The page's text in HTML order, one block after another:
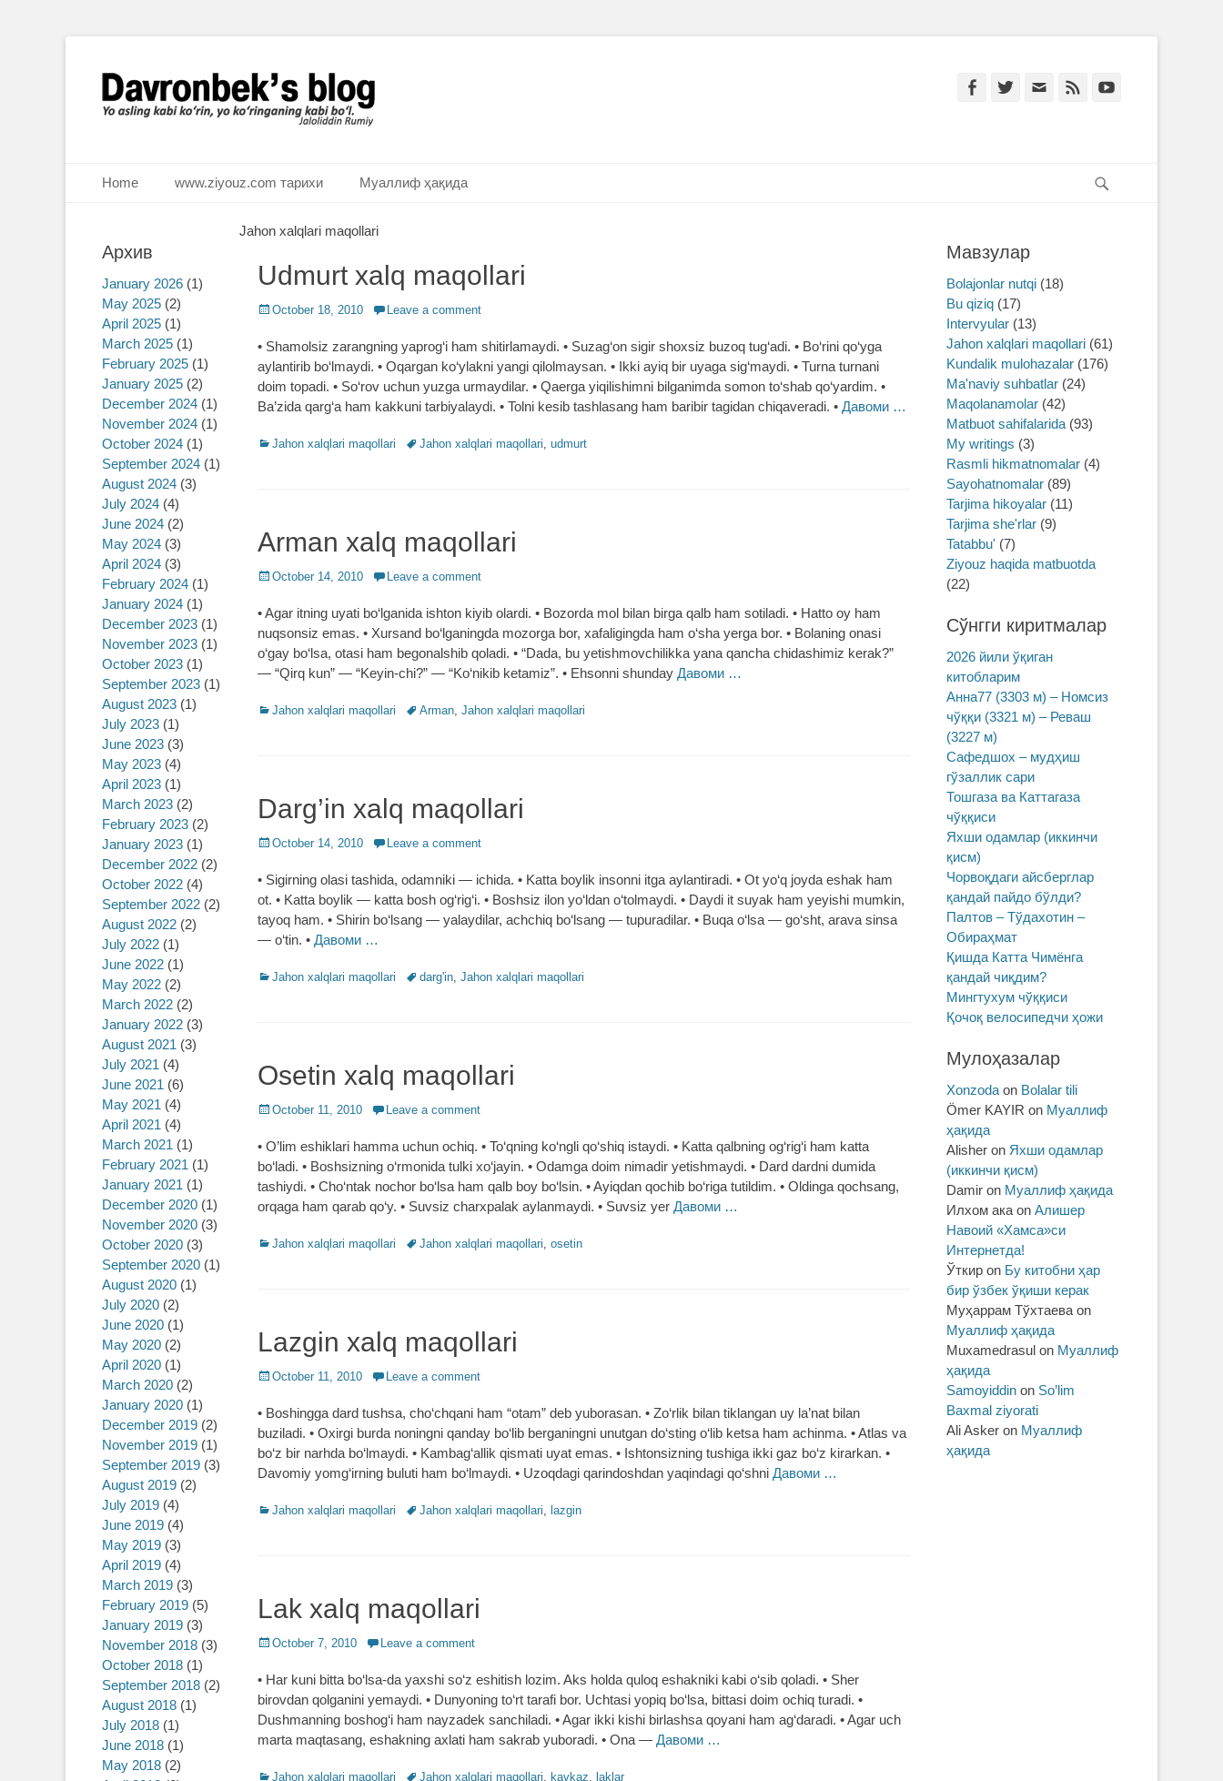
Davronbek's blog
Ё аслинг каби кўрин, ё кўринганинг каби бўл. Ж.Румий Facebook
Twitter Email Feed
Primary Menu
Home www.ziyouz.com тарихи Муаллиф ҳақида
Jahon xalqlari maqollari
Udmurt xalq maqollari
Posted
October 18, 2010 Leave a comment
• Shamolsiz zarangning yaprog‘i ham shitirlamaydi. • Suzag‘on sigir shoxsiz buzoq tug‘adi. • Bo‘rini qo‘yga
aylantirib bo‘lmaydi. • Oqargan ko‘ylakni yangi qilolmaysan. • Ikki ayiq bir uyaga sig‘maydi. • Turna turnani
doim topadi. • So‘rov uchun yuzga urmaydilar. • Qaerga yiqilishimni bilganimda somon to‘shab qo‘yardim. •
Ba’zida qarg‘a ham kakkuni tarbiyalaydi. • Tolni kesib tashlasang ham baribir tagidan chiqaveradi. • Давоми …
Categories
Jahon xalqlari maqollari TagsJahon xalqlari maqollari, udmurt
Arman xalq maqollari
Posted
October 14, 2010 Leave a comment
• Agar itning uyati bo‘lganida ishton kiyib olardi. • Bozorda mol bilan birga qalb ham sotiladi. • Hatto oy ham
nuqsonsiz emas. • Xursand bo‘lganingda mozorga bor, xafaligingda ham o‘sha yerga bor. • Bolaning onasi
o‘gay bo‘lsa, otasi ham begonalshib qoladi. • “Dada, bu yetishmovchilikka yana qancha chidashimiz kerak?”
― “Qirq kun” ― “Keyin-chi?” ― “Ko‘nikib ketamiz”. • Ehsonni shunday Давоми …
Categories
Jahon xalqlari maqollari TagsArman, Jahon xalqlari maqollari
Darg’in xalq maqollari
Posted
October 14, 2010 Leave a comment
• Sigirning olasi tashida, odamniki ― ichida. • Katta boylik insonni itga aylantiradi. • Ot yo‘q joyda eshak ham
ot. • Katta boylik ― katta bosh og‘rig‘i. • Boshsiz ilon yo‘ldan o‘tolmaydi. • Daydi it suyak ham yeyishi mumkin,
tayoq ham. • Shirin bo‘lsang ― yalaydilar, achchiq bo‘lsang ― tupuradilar. • Buqa o‘lsa ― go‘sht, arava sinsa
― o‘tin. • Давоми …
Categories
Jahon xalqlari maqollari Tagsdarg'in, Jahon xalqlari maqollari
Osetin xalq maqollari
Posted
October 11, 2010 Leave a comment
• O’lim eshiklari hamma uchun ochiq. • To‘qning ko‘ngli qo‘shiq istaydi. • Katta qalbning og‘rig‘i ham katta
bo‘ladi. • Boshsizning o‘rmonida tulki xo‘jayin. • Odamga doim nimadir yetishmaydi. • Dard dardni dumida
tashiydi. • Cho‘ntak nochor bo‘lsa ham qalb boy bo‘lsin. • Ayiqdan qochib bo‘riga tutildim. • Oldinga qochsang,
orqaga ham qarab qo‘y. • Suvsiz charxpalak aylanmaydi. • Suvsiz yer Давоми …
Categories
Jahon xalqlari maqollari TagsJahon xalqlari maqollari, osetin
Lazgin xalq maqollari
Posted
October 11, 2010 Leave a comment
• Boshingga dard tushsa, cho‘chqani ham “otam” deb yuborasan. • Zo‘rlik bilan tiklangan uy la’nat bilan
buziladi. • Oxirgi burda noningni qanday bo‘lib berganingni unutgan do‘sting o‘lib ketsa ham achinma. • Atlas va
bo‘z bir narhda bo‘lmaydi. • Kambag‘allik qismati uyat emas. • Ishtonsizning tushiga ikki gaz bo‘z kirarkan. •
Davomiy yomg‘irning buluti ham bo‘lmaydi. • Uzoqdagi qarindoshdan yaqindagi qo‘shni Давоми …
Categories
Jahon xalqlari maqollari TagsJahon xalqlari maqollari, lazgin
Lak xalq maqollari
Posted
October 7, 2010 Leave a comment
• Har kuni bitta bo‘lsa-da yaxshi so‘z eshitish lozim. Aks holda quloq eshakniki kabi o‘sib qoladi. • Sher
birovdan qolganini yemaydi. • Dunyoning to‘rt tarafi bor. Uchtasi yopiq bo‘lsa, bittasi doim ochiq turadi. •
Dushmanning boshog‘i ham nayzadek sanchiladi. • Agar ikki kishi birlashsa qoyani ham ag‘daradi. • Agar uch
marta maqtasang, eshakning axlati ham sakrab yuboradi. • Ona ― Давоми …
Categories
Jahon xalqlari maqollari TagsJahon xalqlari maqollari, kavkaz, laklar
Мавзулар
Bolajonlar nutqi (18)
Bu qiziq (17)
Intervyular (13)
Jahon xalqlari maqollari (61)
Kundalik mulohazalar (176)
Ma'naviy suhbatlar (24)
Maqolanamolar (42)
Matbuot sahifalarida (93)
My writings (3)
Rasmli hikmatnomalar (4)
Sayohatnomalar (89)
Tarjima hikoyalar (11)
Tarjima she'rlar (9)
Tatabbu' (7)
Ziyouz haqida matbuotda
(22)
Сўнгги киритмалар
2026 йили ўқиган
китобларим
Анна77 (3303 м) – Номсиз
чўққи (3321 м) – Реваш
(3227 м)
Сафедшох – мудҳиш
гўзаллик сари
Тошгаза ва Каттагаза
чўққиси
Яхши одамлар (иккинчи
қисм)
Чорвоқдаги айсберглар
қандай пайдо бўлди?
Палтов – Тўдахотин –
Обираҳмат
Қишда Катта Чимёнга
қандай чиқдим?
Мингтухум чўққиси
Қочоқ велосипедчи ҳожи
Мулоҳазалар
Xonzoda on Bolalar tili
Ömer KAYIR on Муаллиф
ҳақида
Alisher on Яхши одамлар
(иккинчи қисм)
Damir on Муаллиф ҳақида
Илхом ака on Алишер
Навоий «Хамса»си
Интернетда!
Ўткир on Бу китобни ҳар
бир ўзбек ўқиши керак
Муҳаррам Тўхтаева on
Муаллиф ҳақида
Muxamedrasul on Муаллиф
ҳақида
Samoyiddin on So’lim
Baxmal ziyorati
Ali Asker on Муаллиф
ҳақида
Архив
January 2026 (1)
May 2025 (2)
April 2025 (1)
March 2025 (1)
February 2025 (1)
January 2025 (2)
December 2024 (1)
November 2024 (1)
October 2024 (1)
September 2024 (1)
August 2024 (3)
July 2024 (4)
June 2024 (2)
May 2024 (3)
April 2024 (3)
February 2024 (1)
January 2024 (1)
December 2023 (1)
November 2023 (1)
October 2023 (1)
September 2023 (1)
August 2023 (1)
July 2023 (1)
June 2023 (3)
May 2023 (4)
April 2023 (1)
March 2023 (2)
February 2023 (2)
January 2023 (1)
December 2022 (2)
October 2022 (4)
September 2022 (2)
August 2022 (2)
July 2022 (1)
June 2022 (1)
May 2022 (2)
March 2022 (2)
January 2022 (3)
August 2021 (3)
July 2021 (4)
June 2021 (6)
May 2021 (4)
April 2021 (4)
March 2021 (1)
February 2021 (1)
January 2021 (1)
December 2020 (1)
November 2020 (3)
October 2020 (3)
September 2020 (1)
August 2020 (1)
July 2020 (2)
June 2020 (1)
May 2020 (2)
April 2020 (1)
March 2020 (2)
January 2020 (1)
December 2019 (2)
November 2019 (1)
September 2019 (3)
August 2019 (2)
July 2019 (4)
June 2019 (4)
May 2019 (3)
April 2019 (4)
March 2019 (3)
February 2019 (5)
January 2019 (3)
November 2018 (3)
October 2018 (1)
September 2018 (2)
August 2018 (1)
July 2018 (1)
June 2018 (1)
May 2018 (2)